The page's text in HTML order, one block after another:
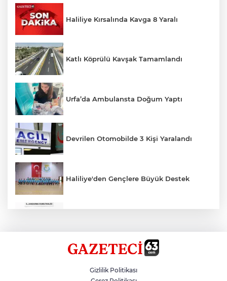
Haliliye Kırsalında Kavga 8 Yaralı
Katlı Köprülü Kavşak Tamamlandı
Urfa’da Ambulansta Doğum Yaptı
Devrilen Otomobilde 3 Kişi Yaralandı
Haliliye'den Gençlere Büyük Destek
Hikmet Başak’tan Ulaşım Çalışması
Gizlilik Politikası